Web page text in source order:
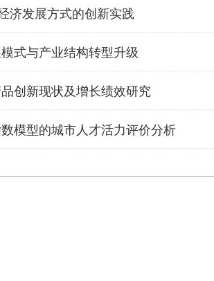
济发展方式的创新实践
式与产业结构转型升级
创新现状及增长绩效研究
模型的城市人才活力评价分析